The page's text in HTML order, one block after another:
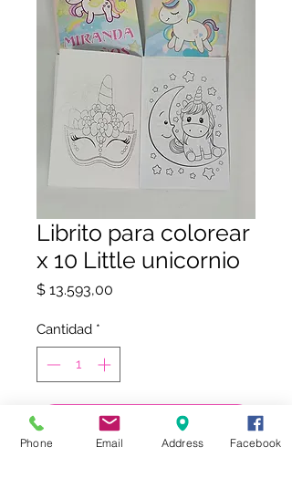
Librito para colorear
x 10 Little unicornio
$ 13.593,00
Cantidad *
COMPRAR
Phone Email Address Facebook